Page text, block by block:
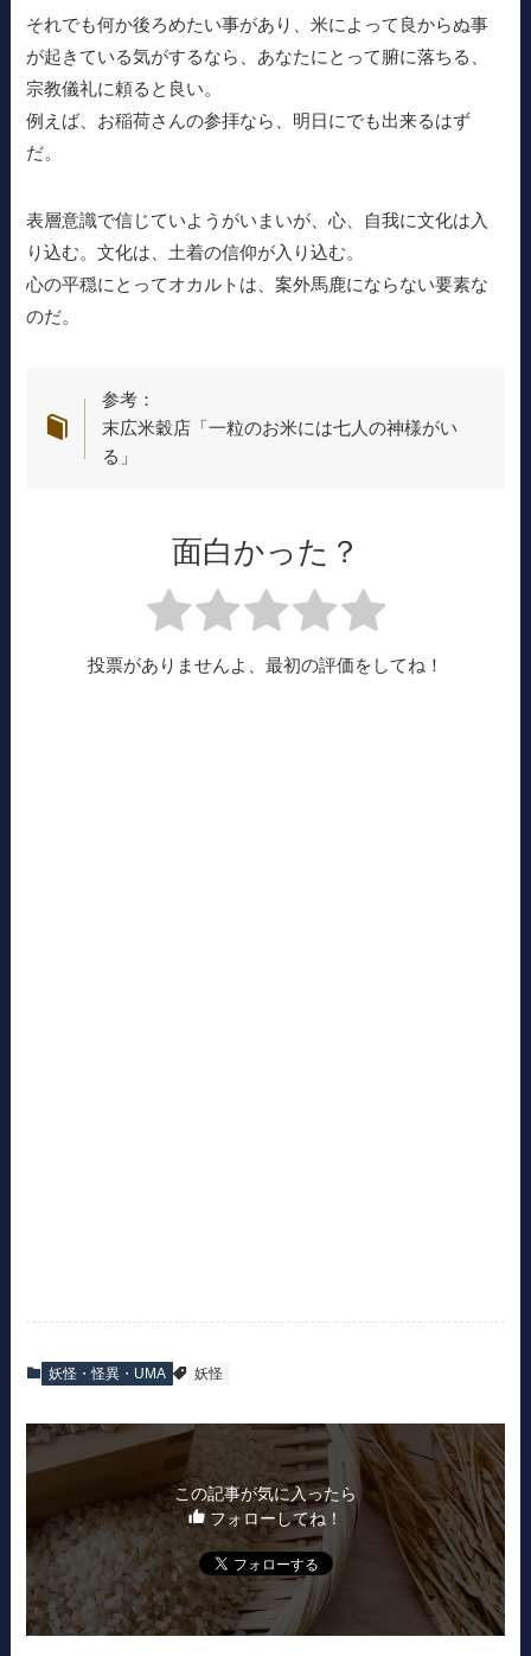
それでも何か後ろめたい事があり、米によって良からぬ事
が起きている気がするなら、あなたにとって腑に落ちる、
宗教儀礼に頼ると良い。
例えば、お稲荷さんの参拝なら、明日にでも出来るはず
だ。
表層意識で信じていようがいまいが、心、自我に文化は入
り込む。文化は、土着の信仰が入り込む。
心の平穏にとってオカルトは、案外馬鹿にならない要素な
のだ。
参考：
末広米穀店「一粒のお米には七人の神様がい
る」
面白かった？
投票がありませんよ、最初の評価をしてね！
妖怪・怪異・UMA 妖怪
この記事が気に入ったら
フォローしてね！